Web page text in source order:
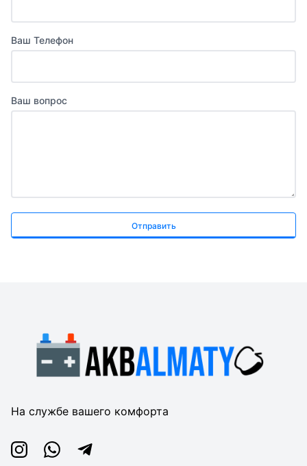
Ваш Телефон
Ваш вопрос
Отправить
На службе вашего комфорта
InstagramWhatsappTelegram